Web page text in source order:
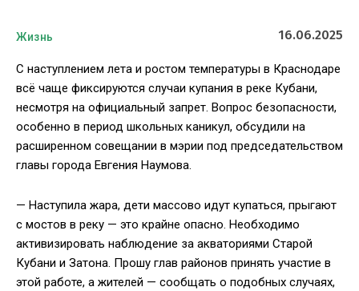
Жизнь 16.06.2025
С наступлением лета и ростом температуры в Краснодаре
всё чаще фиксируются случаи купания в реке Кубани,
несмотря на официальный запрет. Вопрос безопасности,
особенно в период школьных каникул, обсудили на
расширенном совещании в мэрии под председательством
главы города Евгения Наумова.
— Наступила жара, дети массово идут купаться, прыгают
с мостов в реку — это крайне опасно. Необходимо
активизировать наблюдение за акваториями Старой
Кубани и Затона. Прошу глав районов принять участие в
этой работе, а жителей — сообщать о подобных случаях,